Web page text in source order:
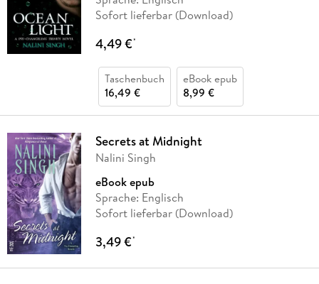
Sofort lieferbar (Download)
4,49 €*
Taschenbuch
16,49 €
eBook epub
8,99 €
Secrets at Midnight
Nalini Singh
eBook epub
Sprache: Englisch
Sofort lieferbar (Download)
3,49 €*